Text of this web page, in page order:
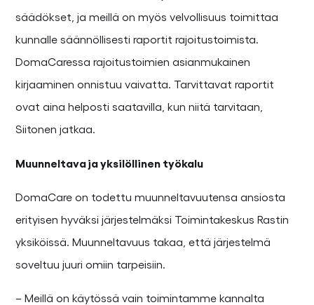
säädökset, ja meillä on myös velvollisuus toimittaa
kunnalle säännöllisesti raportit rajoitustoimista.
DomaCaressa rajoitustoimien asianmukainen
kirjaaminen onnistuu vaivatta. Tarvittavat raportit
ovat aina helposti saatavilla, kun niitä tarvitaan,
Siitonen jatkaa.
Muunneltava ja yksilöllinen työkalu
DomaCare on todettu muunneltavuutensa ansiosta
erityisen hyväksi järjestelmäksi Toimintakeskus Rastin
yksiköissä. Muunneltavuus takaa, että järjestelmä
soveltuu juuri omiin tarpeisiin.
– Meillä on käytössä vain toimintamme kannalta